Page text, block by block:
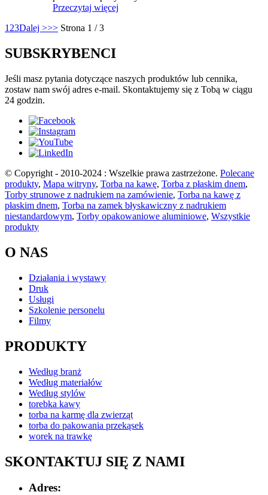
Przeczytaj więcej
1 23Dalej >>> Strona 1 / 3
SUBSKRYBENCI
Jeśli masz pytania dotyczące naszych produktów lub cennika,
zostaw nam swój adres e-mail. Skontaktujemy się z Tobą w ciągu
24 godzin.
© Copyright - 2010-2024 : Wszelkie prawa zastrzeżone. Polecane
produkty, Mapa witryny, Torba na kawę, Torba z płaskim dnem,
Torby strunowe z nadrukiem na zamówienie, Torba na kawę z
płaskim dnem, Torba na zamek błyskawiczny z nadrukiem
niestandardowym, Torby opakowaniowe aluminiowe, Wszystkie
produkty
O NAS
Działania i wystawy
Druk
Usługi
Szkolenie personelu
Filmy
PRODUKTY
Według branż
Według materiałów
Według stylów
torebka kawy
torba na karmę dla zwierząt
torba do pakowania przekąsek
worek na trawkę
SKONTAKTUJ SIĘ Z NAMI
Adres: